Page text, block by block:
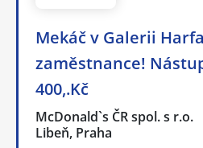
Mekáč v Galerii
zaměstnance!
400,.Kč
McDonald`s ČR spol. s r.o.
Libeň, Praha